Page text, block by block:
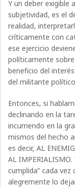
Y un deber exigible
subjetividad, es el
realidad,
críticamente con
ese ejercicio
políticamente
beneficio del
del militante
Entonces, si
declinando en la
incurriendo en la
mismos del hecho
es decir, AL
AL
cumplida” cada vez
alegremente lo